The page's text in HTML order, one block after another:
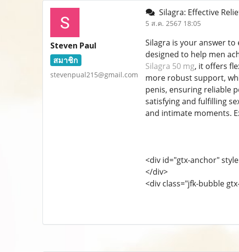
Steven Paul
สมาชิก
stevenpual215@gmail.com
Silagra: Effective
5 ส.ค. 2567 18:05
Silagra is your answer
designed to help men
Silagra 50 mg, it offers
more robust support,
penis, ensuring reliable
satisfying and fulfilling
and intimate moments.
<div id="gtx-anchor"
</div>
<div class="jfk-bubble